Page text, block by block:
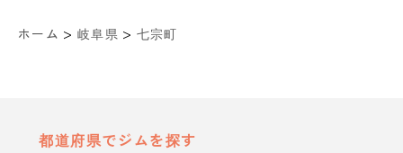
ホーム > 岐阜県 > 七宗町
都道府県でジムを探す